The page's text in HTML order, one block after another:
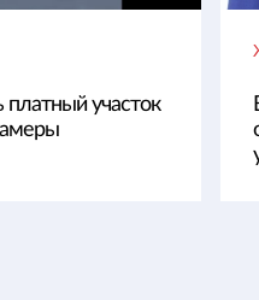
платный участок